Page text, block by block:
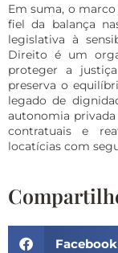
Em suma, o
fiel da balança
legislativa à
Direito é um
proteger a
preserva o
legado de
autonomia
contratuais e
locatícias com
Facebook